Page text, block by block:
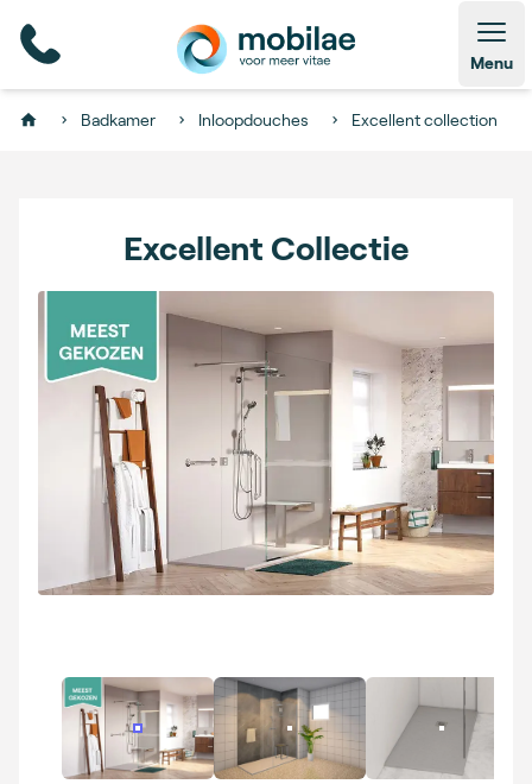
Menu
Home Badkamer Inloopdouches Excellent collection
Excellent Collectie